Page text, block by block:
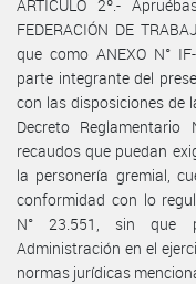
ARTÍCULO 2º.-
FEDERACIÓN DE
que como ANEXO N°
parte integrante del
con las disposiciones de
Decreto
recaudos que puedan
la personería gremial,
conformidad con lo
N° 23.551, sin que
Administración en el
normas jurídicas